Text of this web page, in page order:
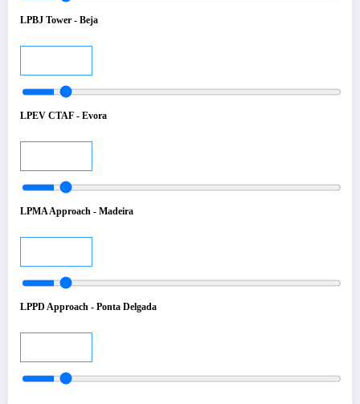
LPBJ Tower - Beja
LPEV CTAF - Evora
LPMA Approach - Madeira
LPPD Approach - Ponta Delgada